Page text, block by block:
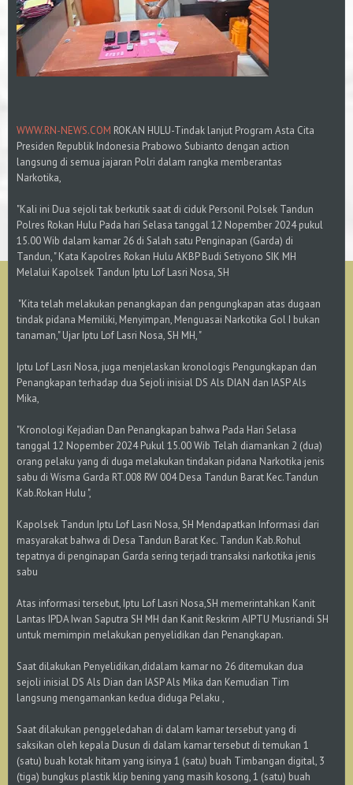
WWW.RN-NEWS.COM ROKAN HULU-Tindak lanjut Program Asta Cita
Presiden Republik Indonesia Prabowo Subianto dengan action
langsung di semua jajaran Polri dalam rangka memberantas
Narkotika,
"Kali ini Dua sejoli tak berkutik saat di ciduk Personil Polsek Tandun
Polres Rokan Hulu Pada hari Selasa tanggal 12 Nopember 2024 pukul
15.00 Wib dalam kamar 26 di Salah satu Penginapan (Garda) di
Tandun, " Kata Kapolres Rokan Hulu AKBP Budi Setiyono SIK MH
Melalui Kapolsek Tandun Iptu Lof Lasri Nosa, SH
"Kita telah melakukan penangkapan dan pengungkapan atas dugaan
tindak pidana Memiliki, Menyimpan, Menguasai Narkotika Gol I bukan
tanaman," Ujar Iptu Lof Lasri Nosa, SH MH, "
Iptu Lof Lasri Nosa, juga menjelaskan kronologis Pengungkapan dan
Penangkapan terhadap dua Sejoli inisial DS Als DIAN dan IASP Als
Mika,
"Kronologi Kejadian Dan Penangkapan bahwa Pada Hari Selasa
tanggal 12 Nopember 2024 Pukul 15.00 Wib Telah diamankan 2 (dua)
orang pelaku yang di duga melakukan tindakan pidana Narkotika jenis
sabu di Wisma Garda RT.008 RW 004 Desa Tandun Barat Kec.Tandun
Kab.Rokan Hulu ",
Kapolsek Tandun Iptu Lof Lasri Nosa, SH Mendapatkan Informasi dari
masyarakat bahwa di Desa Tandun Barat Kec. Tandun Kab.Rohul
tepatnya di penginapan Garda sering terjadi transaksi narkotika jenis
sabu
Atas informasi tersebut, Iptu Lof Lasri Nosa,SH memerintahkan Kanit
Lantas IPDA Iwan Saputra SH MH dan Kanit Reskrim AIPTU Musriandi SH
untuk memimpin melakukan penyelidikan dan Penangkapan.
Saat dilakukan Penyelidikan,didalam kamar no 26 ditemukan dua
sejoli inisial DS Als Dian dan IASP Als Mika dan Kemudian Tim
langsung mengamankan kedua diduga Pelaku ,
Saat dilakukan penggeledahan di dalam kamar tersebut yang di
saksikan oleh kepala Dusun di dalam kamar tersebut di temukan 1
(satu) buah kotak hitam yang isinya 1 (satu) buah Timbangan digital, 3
(tiga) bungkus plastik klip bening yang masih kosong, 1 (satu) buah